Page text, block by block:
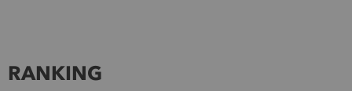
RANKING